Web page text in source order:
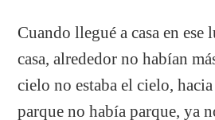
Cuando llegué a casa en ese
casa, alrededor no habían
cielo no estaba el cielo,
parque no había parque, ya